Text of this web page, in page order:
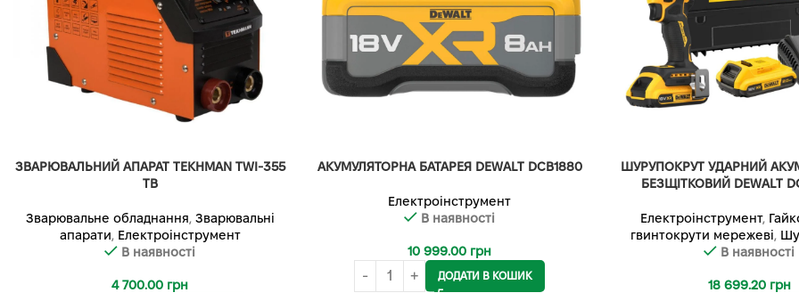
ЗВАРЮВАЛЬНИЙ АПАРАТ TEKHMAN TWI-355
TB
Зварювальне обладнання, Зварювальні
апарати, Електроінструмент
В наявності
4 700.00 грн
АКУМУЛЯТОРНА БАТАРЕЯ DEWALT DCB1880
Електроінструмент
В наявності
10 999.00 грн
ДОДАТИ В КОШИК
ШУРУПОКРУТ УДАРНИЙ
БЕЗЩІТКОВИЙ DEWALT
Електроінструмент,
гвинтокрути мережеві,
В наявності
18 699.20 грн